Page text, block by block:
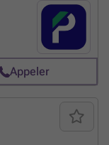
et fiable.
En savoir plus ?
Appeler